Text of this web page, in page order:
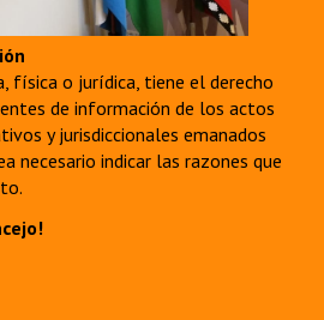
física o jurídica, tiene el derecho
de información de los actos
y jurisdiccionales emanados
necesario indicar las razones que